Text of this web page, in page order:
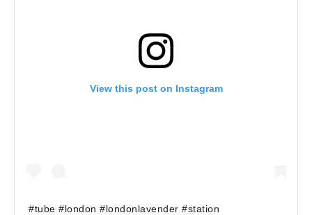
View this post on Instagram
#tube #london #londonlavender #station